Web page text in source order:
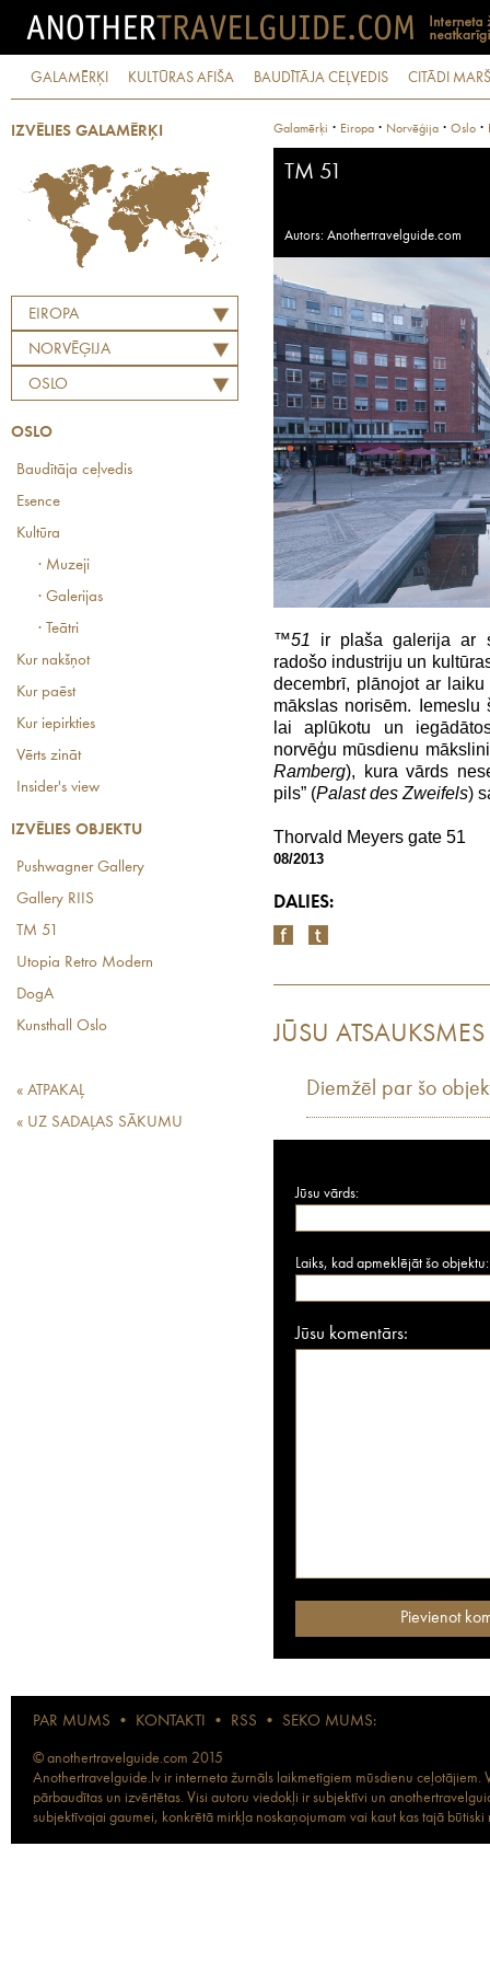
GALAMĒRĶI KULTŪRAS AFIŠA BAUDĪTĀJA CEĻVEDIS CITĀDI
IZVĒLIES GALAMĒRĶI
EIROPA
NORVĒĢIJA
OSLO
OSLO
Baudītāja ceļvedis
Esence
Kultūra
· Muzeji
· Galerijas
· Teātri
Kur nakšņot
Kur paēst
Kur iepirkties
Vērts zināt
Insider's view
IZVĒLIES OBJEKTU
Pushwagner Gallery
Gallery RIIS
TM 51
Utopia Retro Modern
DogA
Kunsthall Oslo
« ATPAKAĻ
« UZ SADAĻAS SĀKUMU
Galamērķi · Eiropa · Norvēģija · Oslo ·
TM 51
Autors: Anothertravelguide.com
™51 ir plaša galerija ar
radošo industriju un
decembrī, plānojot ar
mākslas norisēm.
lai aplūkotu un
norvēģu mūsdienu
Ramberg), kura vārds
pils” (Palast des Zweifels)
Thorvald Meyers gate 51
08/2013
DALIES:
JŪSU ATSAUKSMES
Diemžēl par šo
Jūsu vārds:
Laiks, kad apmeklējāt šo objektu:
Jūsu komentārs:
PAR MUMS • KONTAKTI • RSS • SEKO MUMS:
© anothertravelguide.com 2015
Anothertravelguide.lv ir interneta žurnāls laikmetīgiem mūsdienu
pārbaudītas un izvērtētas. Visi autoru viedokļi ir subjektīvi un
subjektīvajai gaumei, konkrētā mirkļa noskaņojumam vai kaut kas tajā